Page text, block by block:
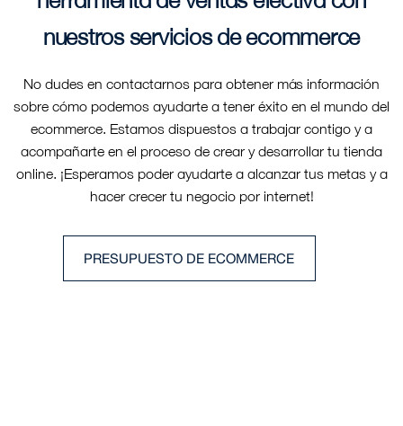
nuestros servicios de ecommerce
No dudes en contactarnos para obtener más información
sobre cómo podemos ayudarte a tener éxito en el mundo del
ecommerce. Estamos dispuestos a trabajar contigo y a
acompañarte en el proceso de crear y desarrollar tu tienda
online. ¡Esperamos poder ayudarte a alcanzar tus metas y a
hacer crecer tu negocio por internet!
PRESUPUESTO DE ECOMMERCE